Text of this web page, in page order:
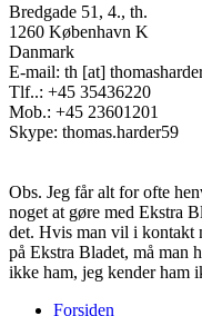
Bredgade 51, 4., th.
1260 København K
Danmark
E-mail: th [at]
Tlf..: +45 35436220
Mob.: +45 23601201
Skype: thomas.harder59
Obs. Jeg får alt for ofte
noget at gøre med Ekstra
det. Hvis man vil i kontakt
på Ekstra Bladet, må man
ikke ham, jeg kender ham
Forsiden